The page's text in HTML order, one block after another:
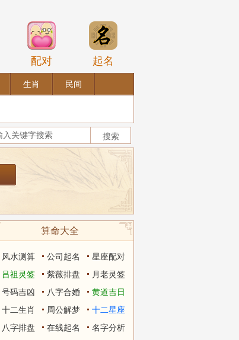
配对 起名
生肖 民间
算命大全
风水测算 公司起名
星座配对
吕祖灵签
紫薇排盘
月老灵签
号码吉凶
八字合婚
黄道吉日
十二生肖
周公解梦
十二星座
八字排盘
在线起名
名字分析